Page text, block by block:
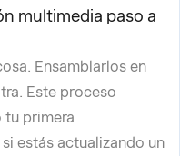
multimedia paso a
Ensamblarlos en
Este proceso
tu primera
estás actualizando un